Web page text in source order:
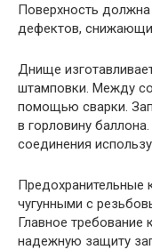
Поверхность
дефектов,
Днище
штамповки. Между
помощью сварки.
в горловину
соединения
Предохранительные
чугунными с
Главное требование
надежную защиту